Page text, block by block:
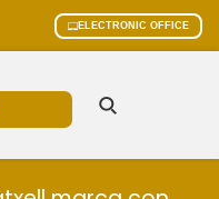
ELECTRONIC OFFICE